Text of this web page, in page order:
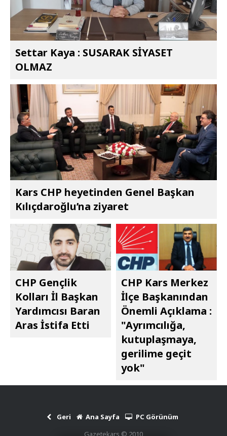
Settar Kaya : SUSARAK SİYASET
OLMAZ
Kars CHP heyetinden Genel Başkan
Kılıçdaroğlu’na ziyaret
CHP Gençlik
Kolları İl Başkan
Yardımcısı Baran
Aras İstifa Etti
CHP Kars Merkez
İlçe Başkanından
Önemli Açıklama :
"Ayrımcılığa,
kutuplaşmaya,
gerilime geçit
yok"
Geri Ana Sayfa
PC Görünüm
Gazetekars © 2010